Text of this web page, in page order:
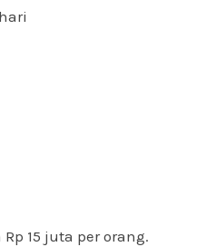
15 juta per orang.